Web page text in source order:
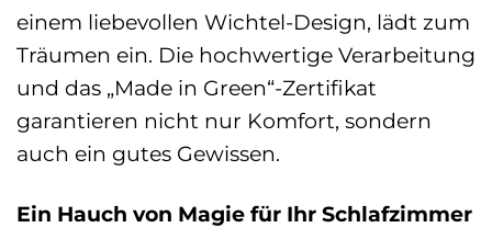
einem liebevollen Wichtel-Design, lädt zum
Träumen ein. Die hochwertige Verarbeitung
und das „Made in Green“-Zertifikat
garantieren nicht nur Komfort, sondern
auch ein gutes Gewissen.
Ein Hauch von Magie für Ihr Schlafzimmer